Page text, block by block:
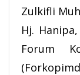
Zulkifli
Hj.
Forum